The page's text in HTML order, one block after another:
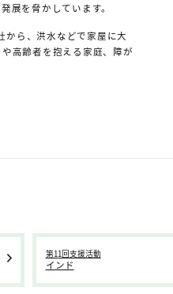
展を脅かしています。
から、洪水などで家屋に大
高齢者を抱える家庭、障が
第11回支援活動
インド